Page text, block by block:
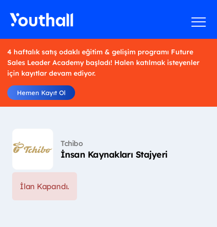
4 haftalık satış odaklı eğitim & gelişim programı Future
Sales Leader Academy başladı! Halen katılmak isteyenler
için kayıtlar devam ediyor.
Hemen Kayıt Ol
Tchibo
İnsan Kaynakları Stajyeri
İlan Kapandı.